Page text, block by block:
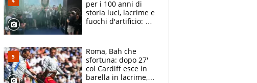
per i 100 anni di
storia luci, lacrime e
fuochi d'artificio: De
Roma, Bah che
sfortuna: dopo 27'
col Cardiff esce in
barella in lacrime,